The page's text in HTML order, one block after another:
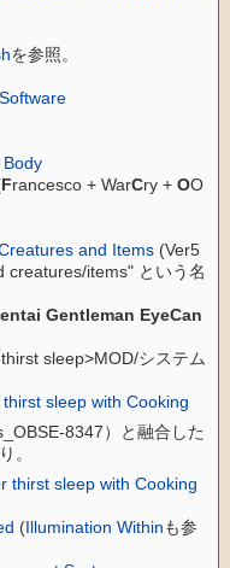
を参照。
Francesco + WarCry +OO
and Items (Ver5
creatures/items" という名
Gentleman EyeCan
sleep>MOD/システム
sleep with Cooking
8347）と融合した
。
thirst sleep with Cooking
(Illumination Withinも参